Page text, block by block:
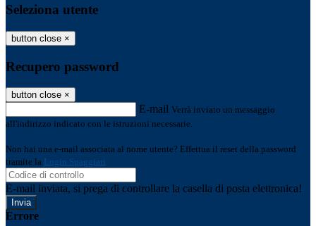
Seleziona utente
button close ×
Recupero password
button close ×
E-mail Verrà inviato un messaggio
all'indirizzo indicato con le istruzioni necessarie.
Non hai una e-mail associata al nome utente? Effettua il reset della password
tramite la Login Spaggiari
E-mail inviata, si prega di controllare la casella di posta elettronica!
Errore